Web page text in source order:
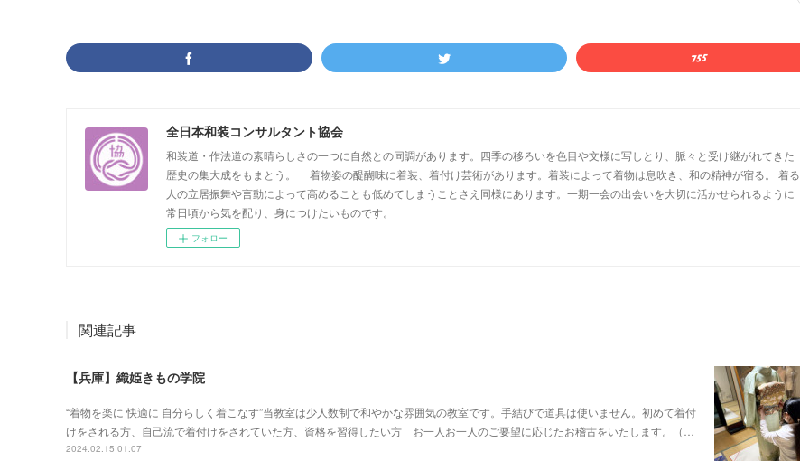
全日本和装コンサルタント協会
和装道・作法道の素晴らしさの一つに自然との同調があります。四季の移ろいを色目や文様に写しとり、脈々と受け継がれてきた
歴史の集大成をもまとう。 着物姿の醍醐味に着装、着付け芸術があります。着装によって着物は息吹き、和の精神が宿る。 着る
人の立居振舞や言動によって高めることも低めてしまうことさえ同様にあります。一期一会の出会いを大切に活かせられるように
常日頃から気を配り、身につけたいものです。
フォロー
関連記事
【兵庫】織姫きもの学院
“着物を楽に 快適に 自分らしく着こなす”当教室は少人数制で和やかな雰囲気の教室です。手結びで道具は使いません。初めて着付
けをされる方、自己流で着付けをされていた方、資格を習得したい方 お一人お一人のご要望に応じたお稽古をいたします。（…
2024.02.15 01:07